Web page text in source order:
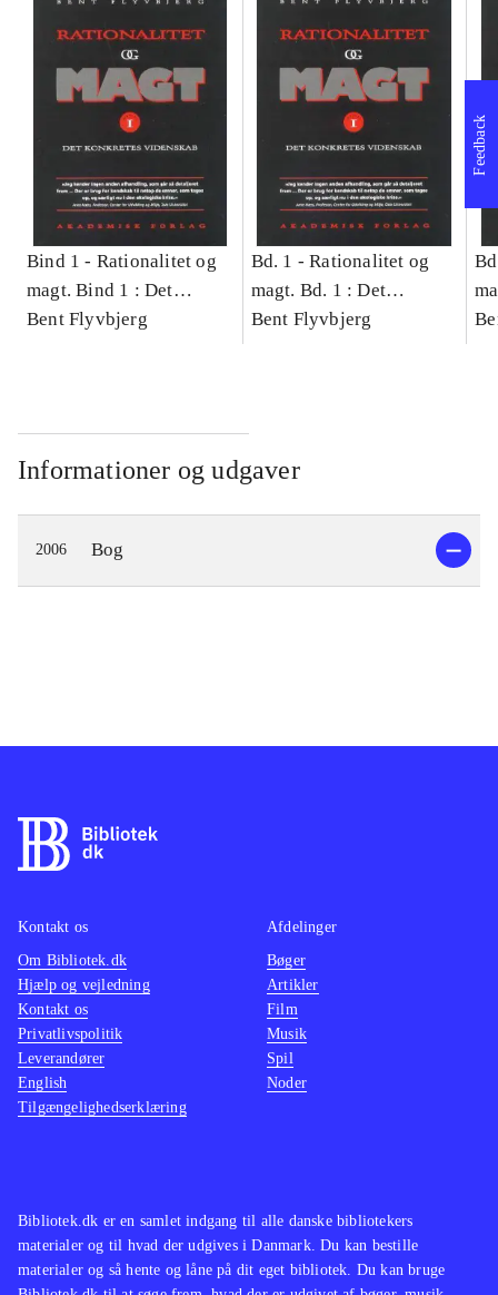
Bind 1 - Rationalitet og
magt. Bind 1 : Det
konkretes videnskab
Bent Flyvbjerg
Bd. 1 -Rationalitet og
magt. Bd. 1 : Det
konkretes videnskab
Bent Flyvbjerg
Informationer og udgaver
2006 Bog
Feedback
Bibliotek.dk er en samlet indgang til alle danske bibliotekers
materialer og til hvad der udgives i Danmark. Du kan bestille
materialer og så hente og låne på dit eget bibliotek. Du kan bruge
Kontakt os
Om Bibliotek.dk
Hjælp og vejledning
Kontakt os
Privatlivspolitik
Leverandører
English
Tilgængelighedserklæring
Afdelinger
Bøger
Artikler
Film
Musik
Spil
Noder